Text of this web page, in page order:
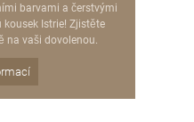
barvami a čerstvými
Istrie! Zjistěte
na vaši dovolenou.